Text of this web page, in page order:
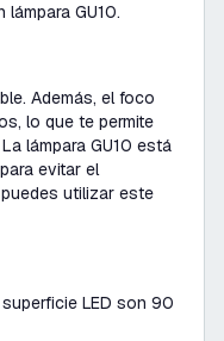
GU10.
Además, el foco
lo que te permite
lámpara GU10 está
evitar el
utilizar este
LED son 90